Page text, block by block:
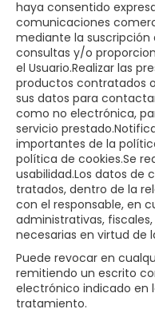
haya consentido
comunicaciones
mediante la suscripción
consultas y/o
el Usuario.Realizar las
productos contratados
sus datos para
como no electrónica,
servicio
importantes de la
política de cookies.Se
usabilidad.Los datos de
tratados, dentro de la
con el responsable, en
administrativas,
necesarias en virtud de
Puede revocar en
remitiendo un escrito
electrónico indicado en
tratamiento.